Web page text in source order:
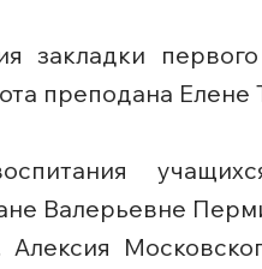
закладки
преподана
Валерьевне